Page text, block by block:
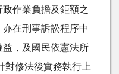
作業負擔及鉅額之
在刑事訴訟程序中
，及國民依憲法所
對修法後實務執行上